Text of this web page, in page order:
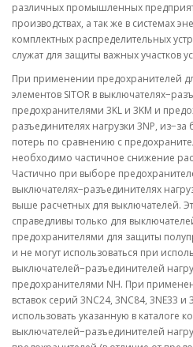
различных промышленных
производствах, а так же в системах
комплектных распределительных
служат для защиты важных участков
При применении предохранителей
элементов SITOR в
предохранителями 3KL и 3KM и
разъединителях нагрузки 3NP,
потерь по сравнению с
необходимо частичное снижение
Частично при выборе
выключателях−разъединителях
выше расчетных для выключателей.
справедливы только для
предохранителями для защиты
и не могут использоваться при
выключателей−разъединителей
предохранителями NH. При
вставок серий 3NC24, 3NC84, 3NE33
использовать указанную в каталоге
выключателей−разъединителей